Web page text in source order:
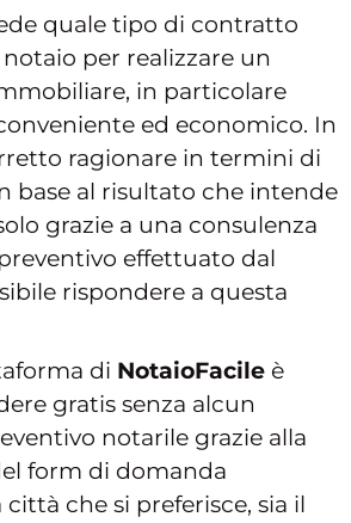
quale tipo di contratto
per realizzare un
in particolare
ed economico. In
ragionare in termini di
base al risultato che intende
grazie a una consulenza
effettuato dal
rispondere a questa
di NotaioFacile è
gratis senza alcun
notarile grazie alla
form di domanda
città che si preferisce, sia il